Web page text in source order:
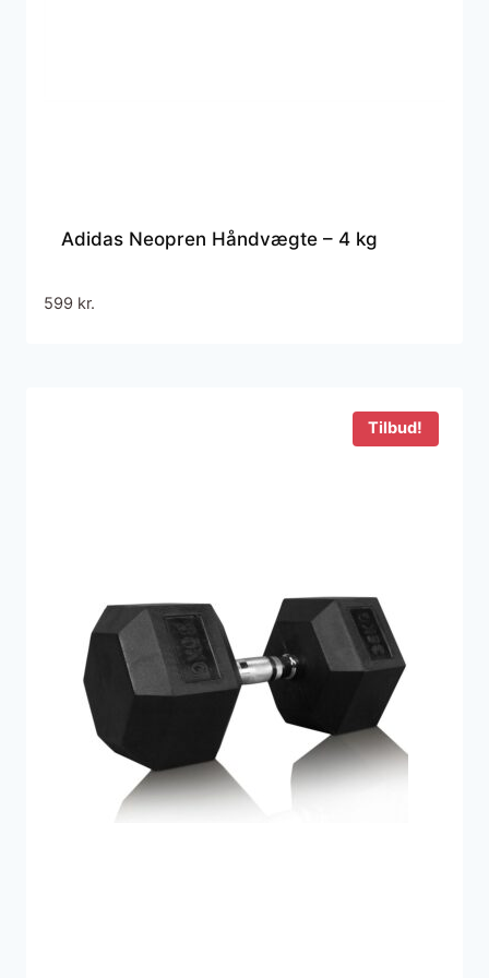
Adidas Neopren Håndvægte – 4 kg
599 kr.
Tilbud!